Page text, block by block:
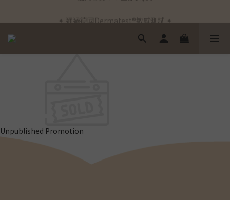
✦ 通過德國Dermatest®敏感測試 ✦
✦ 新客首筆訂單免運費 ✦
Unpublished Promotion